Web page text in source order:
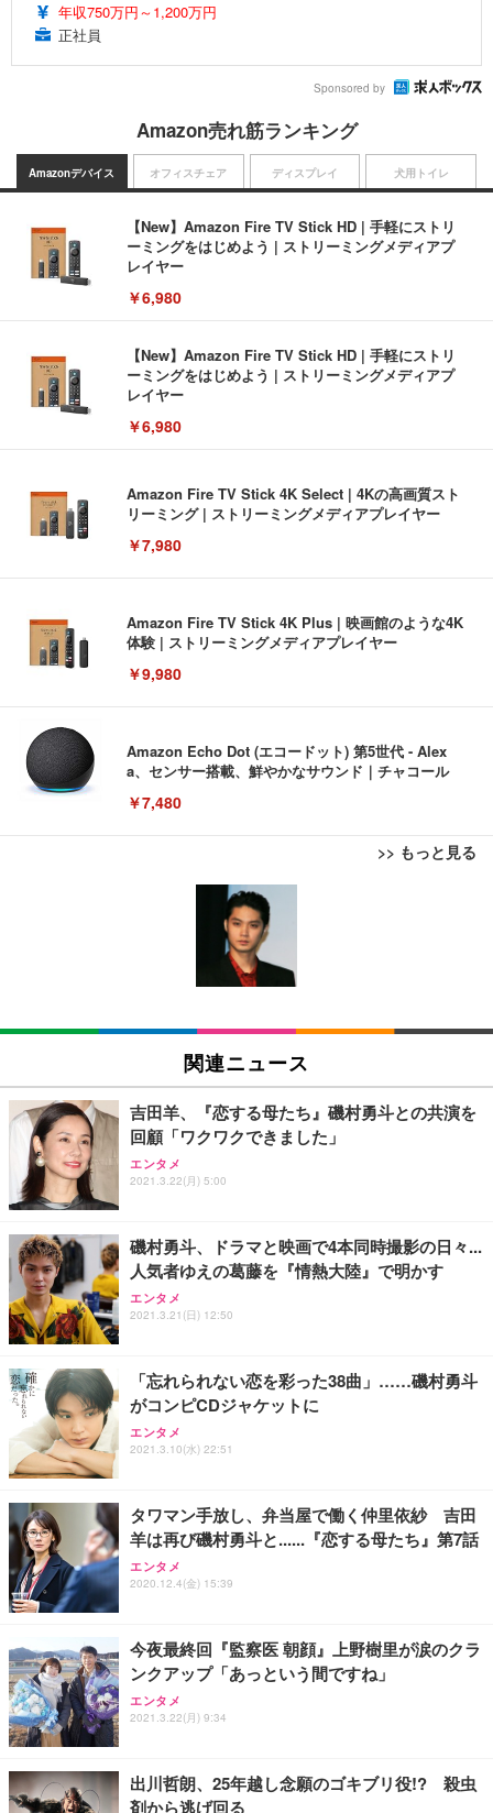
年収750万円～1,200万円
正社員
Sponsored by
Amazon売れ筋ランキング
Amazonデバイス
【New】Amazon Fire TV Stick HD | 手軽にストリ
ーミングをはじめよう | ストリーミングメディアプ
レイヤー
￥6,980
【New】Amazon Fire TV Stick HD | 手軽にストリ
ーミングをはじめよう | ストリーミングメディアプ
レイヤー
￥6,980
Amazon Fire TV Stick 4K Select | 4Kの高画質スト
リーミング | ストリーミングメディアプレイヤー
￥7,980
Amazon Fire TV Stick 4K Plus | 映画館のような4K
体験 | ストリーミングメディアプレイヤー
￥9,980
Amazon Echo Dot (エコードット) 第5世代 - Alex
a、センサー搭載、鮮やかなサウンド｜チャコール
￥7,480
>> もっと見る
オフィスチェア
[EdoErgo] オフィスチェア 椅子 テレワーク 疲れな
い 跳ね上げ式アームレスト コンパクト 約105度ロッ
キング pc 事務椅子 360度回転 座面昇降 強化ナイロ
ン樹脂ベース 通気性メッシュ 在宅ワーク H-WY01
(黒網+黒枠+黒足)
SIHOO B100 オフィスチェア／デスクチェア メッシ
ュチェア 人間工学 疲れない ブラック
￥27,999
Sezlife オフィスチェア デスクチェア 疲れない テレ
ワーク チェア 強化バックレスト 30度ロッキング機
能 人間工学 椅子 腰サポート 90度跳ね上げ式アーム
務用 おしゃれ パソコンチェア (ブラック)
Sezlife オフィスチェア デスクチェア 疲れない テレ
ワーク チェア 強化バックレスト 30度ロッキング機
能 人間工学 椅子 腰サポート 90度跳ね上げ式アーム
務用 おしゃれ パソコンチェア (ホワイト)
ANDWINT オフィスチェア デスクチェア 肘なし メ
ッシュ 通気性 ランバーサポート付き 腰サポート ガ
ス圧無段階昇降 360度回転 キャスター付き コンパク
ディスプレイ
EIZO ビジネス向けプレミアムモニター | FlexScan
EV3240X-WT | 31.5型4K UHD・USB Type-C・ホワ
EIZO ビジネス向けプレミアムモニター | FlexScan
￥109,572
【純正品】27"ゲーミングモニター DualSense 充電
フック付き（CFI-ZDM1J）
【整備済み品】Dell E2724HS 27インチ 液晶モニタ
ー フルHD（1920×1080）VA 非光沢 HDMI/DisplayP
ort/VGA スピーカー内蔵 高さ調整 スイベル VESA対
【MiniLED/24.5inch/280Hz/FHD】GRAPHT THE S
HOOTER Gaming Monitor 24” Essential ゲーミン
グモニター QD 24.5インチ 1ms FHD 量子ドット 残
犬用トイレ
Amazonベーシック ペットシーツ 薄型 レギュラー 1
回使い捨て 無香料 ホワイト 300枚
Amazonベーシック ペットシーツ 厚型 ワイド 42枚
x2袋(84枚) ホワイト(吸収面:ライトブルー)
￥3,234
ネオ・ルーライフ ネオ・オムツ L 中型犬用 26枚入
り 単品
Smart Basic(スマートベーシック) 【Amazon.co.jp
限定】 Smart Basic アイリスオーヤマ ペットシーツ
超厚型 お徳用 ワイド 100枚入 (x 1) (ケース販売)
アイリスオーヤマ ペットシーツ 超厚型 お徳用 レギ
ュラー 200枚入【Amazon.co.jp限定】
関連ニュース
吉田羊、『恋する母たち』磯村勇斗との共演を
回顧「ワクワクできました」
エンタメ
2021.3.22(月) 5:00
磯村勇斗、ドラマと映画で4本同時撮影の日々...
人気者ゆえの葛藤を『情熱大陸』で明かす
エンタメ
2021.3.21(日) 12:50
「忘れられない恋を彩った38曲」……磯村勇斗
がコンピCDジャケットに
エンタメ
2021.3.10(水) 22:51
タワマン手放し、弁当屋で働く仲里依紗 吉田
羊は再び磯村勇斗と......『恋する母たち』第7話
エンタメ
2020.12.4(金) 15:39
今夜最終回『監察医 朝顔』上野樹里が涙のクラ
ンクアップ「あっという間ですね」
エンタメ
2021.3.22(月) 9:34
出川哲朗、25年越し念願のゴキブリ役!? 殺虫
剤から逃げ回る